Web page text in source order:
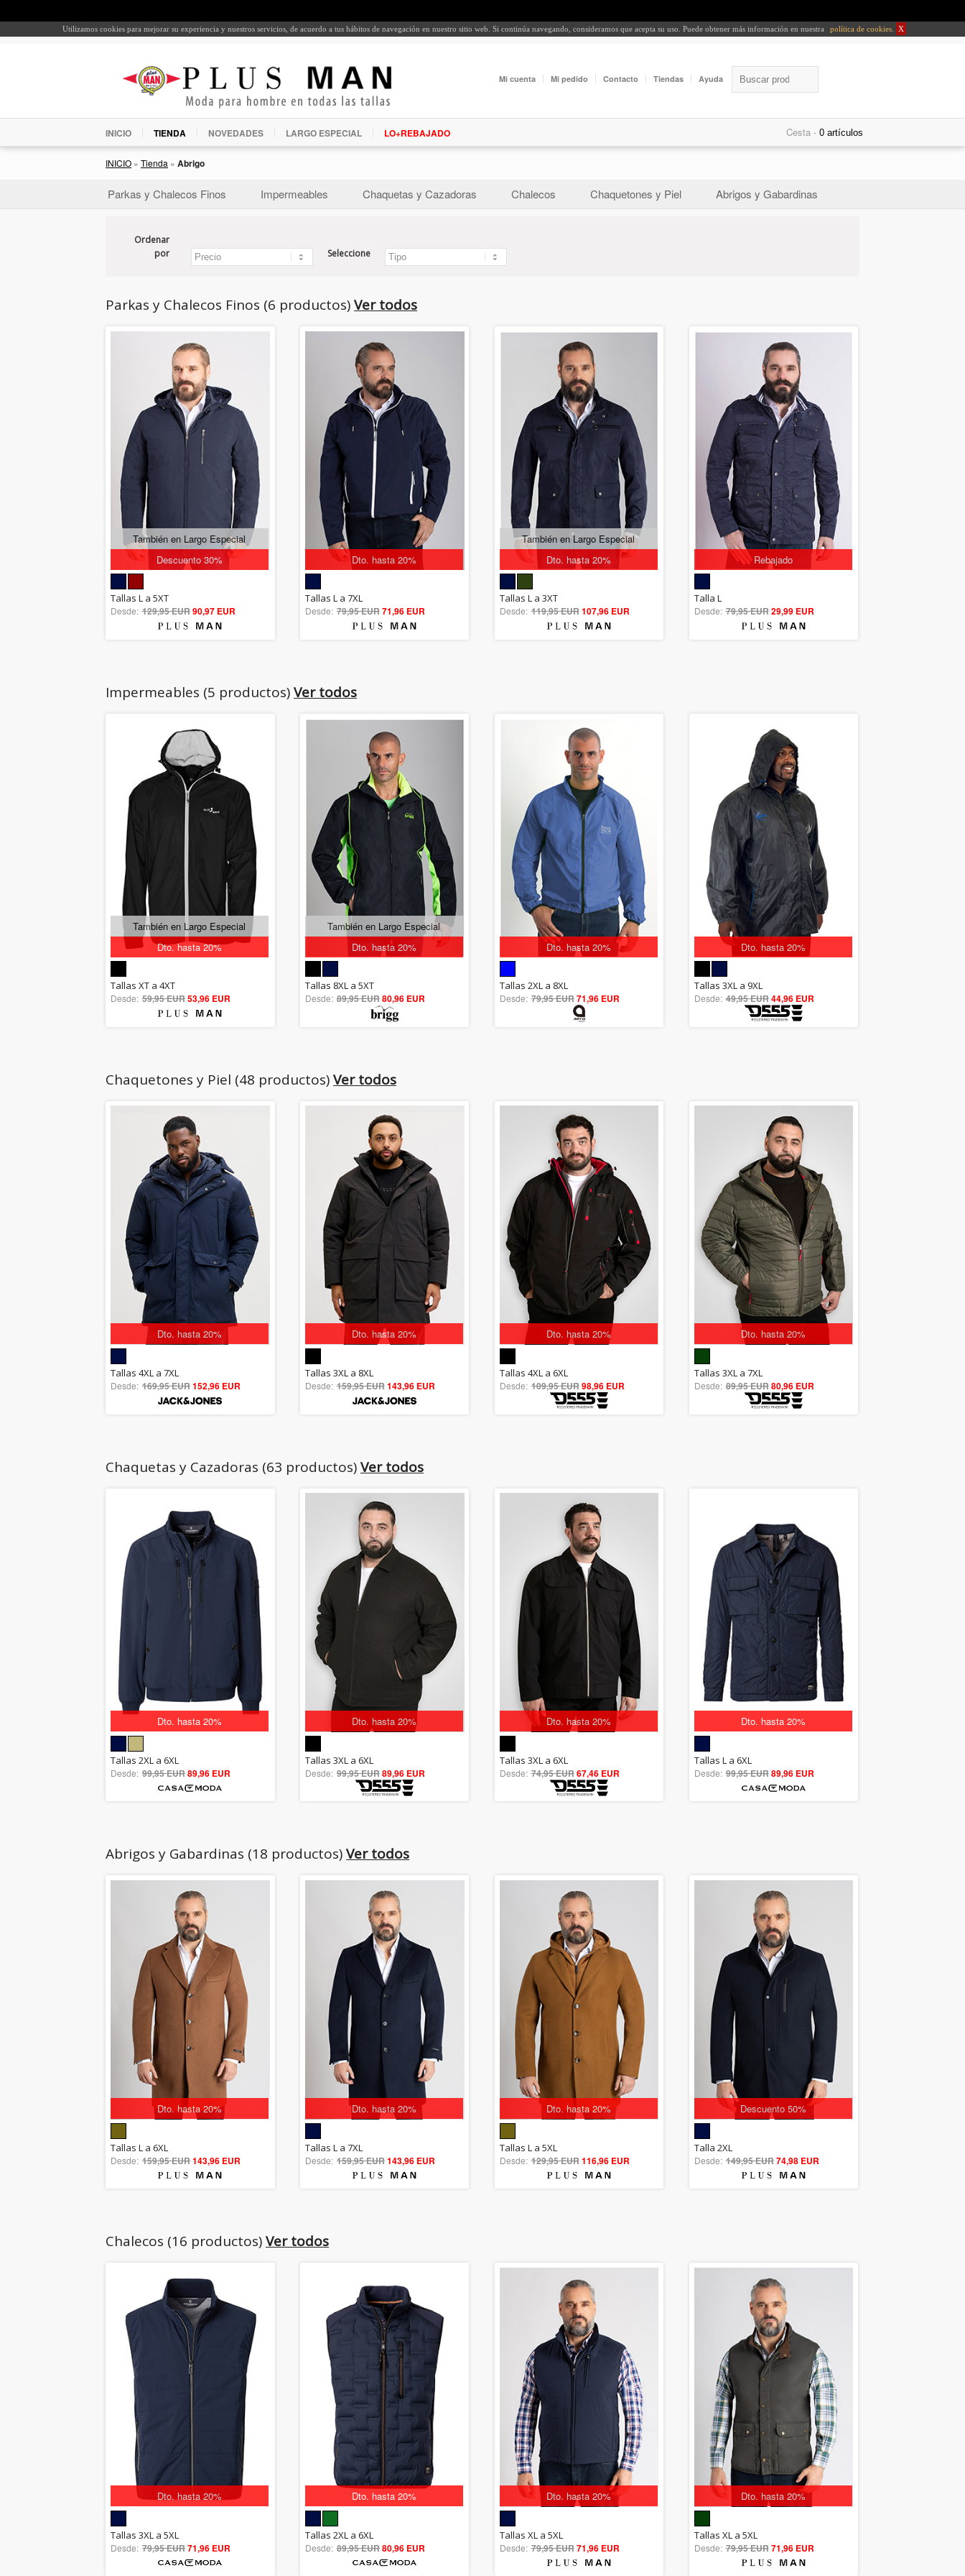
Utilizamos cookies para mejorar su experiencia y nuestros servicios, de acuerdo a tus hábitos de navegación en nuestro sitio web. Si continúa navegando, consideramos que acepta su uso. Puede obtener más información en nuestra política de cookies X
Mi cuenta Mi pedido Contacto Tiendas Ayuda
INICIO TIENDA NOVEDADES LARGO ESPECIAL LO+REBAJADO Cesta -
INICIO » Tienda » Abrigo
Parkas y Chalecos Finos Impermeables Chaquetas y Cazadoras Chalecos Chaquetones y Piel Abrigos y Gabardinas
Ordenar
por
Seleccione
Parkas y Chalecos Finos (6 productos)Ver todos
Descuento 30%
También en Largo Especial
5.00
out of 5
Tallas L a 5XT
Desde: 129,95 EUR90,97 EUR
Dto. hasta 20%
5.00
out of 5
Tallas L a 7XL
Desde: 79,95 EUR71,96 EUR
Dto. hasta 20%
También en Largo Especial
5.00
out of 5
Tallas L a 3XT
Desde: 119,95 EUR107,96 EUR
Rebajado
out of 5
Talla L
Desde: 79,95 EUR29,99 EUR
Impermeables (5 productos)Ver todos
Dto. hasta 20%
También en Largo Especial
5.00
out of 5
Tallas XT a 4XT
Desde: 59,95 EUR53,96 EUR
Dto. hasta 20%
También en Largo Especial
5.00
out of 5
Tallas 8XL a 5XT
Desde: 89,95 EUR80,96 EUR
Dto. hasta 20%
5.00
out of 5
Tallas 2XL a 8XL
Desde: 79,95 EUR71,96 EUR
Dto. hasta 20%
5.00
out of 5
Tallas 3XL a 9XL
Desde: 49,95 EUR44,96 EUR
Chaquetones y Piel (48 productos)Ver todos
Dto. hasta 20%
5.00
out of 5
Tallas 4XL a 7XL
Desde: 169,95 EUR152,96 EUR
Dto. hasta 20%
5.00
out of 5
Tallas 3XL a 8XL
Desde: 159,95 EUR143,96 EUR
Dto. hasta 20%
5.00
out of 5
Tallas 4XL a 6XL
Desde: 109,95 EUR98,96 EUR
Dto. hasta 20%
5.00
out of 5
Tallas 3XL a 7XL
Desde: 89,95 EUR80,96 EUR
Chaquetas y Cazadoras (63 productos)Ver todos
Dto. hasta 20%
5.00
out of 5
Tallas 2XL a 6XL
Desde: 99,95 EUR89,96 EUR
Dto. hasta 20%
5.00
out of 5
Tallas 3XL a 6XL
Desde: 99,95 EUR89,96 EUR
Dto. hasta 20%
5.00
out of 5
Tallas 3XL a 6XL
Desde: 74,95 EUR67,46 EUR
Dto. hasta 20%
5.00
out of 5
Tallas L a 6XL
Desde: 99,95 EUR89,96 EUR
Abrigos y Gabardinas (18 productos)Ver todos
Dto. hasta 20%
5.00
out of 5
Tallas L a 6XL
Desde: 159,95 EUR143,96 EUR
Dto. hasta 20%
5.00
out of 5
Tallas L a 7XL
Desde: 159,95 EUR143,96 EUR
Dto. hasta 20%
5.00
out of 5
Tallas L a 5XL
Desde: 129,95 EUR116,96 EUR
Descuento 50%
out of 5
Talla 2XL
Desde: 149,95 EUR74,98 EUR
Chalecos (16 productos)Ver todos
Dto. hasta 20%
5.00
out of 5
Tallas 3XL a 5XL
Desde: 79,95 EUR71,96 EUR
Dto. hasta 20%
5.00
out of 5
Tallas 2XL a 6XL
Desde: 89,95 EUR80,96 EUR
Dto. hasta 20%
5.00
out of 5
Tallas XL a 5XL
Desde: 79,95 EUR71,96 EUR
Dto. hasta 20%
5.00
out of 5
Tallas XL a 5XL
Desde: 79,95 EUR71,96 EUR